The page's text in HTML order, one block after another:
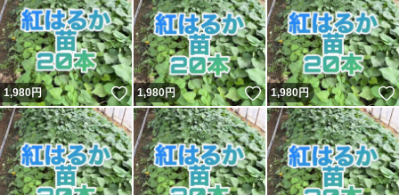
1,980円 いいね！
1,980円 いいね！
1,980円